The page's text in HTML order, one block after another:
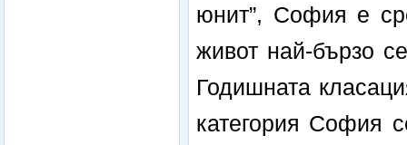
юнит”, София е
живот най-бързо
Годишната
категория София